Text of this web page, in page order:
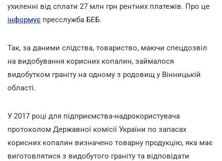
ухиленні від сплати 27 млн грн рентних платежів. Про це
інформує пресслужба БЕБ.
Так, за даними слідства, товариство, маючи спецдозвіл
на видобування корисних копалин, займалося
видобутком граніту на одному з родовищ у Вінницькій
області.
У 2017 році для підприємства-надрокористувача
протоколом Державної комісії України по запасах
корисних копалин визначено товарну продукцію, яка має
виготовлятися з видобутого граніту та відповідати